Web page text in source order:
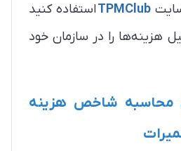
TPMClubاستفاده کنید
هزینه‌ها را در سازمان خود
محاسبه شاخص هزینه